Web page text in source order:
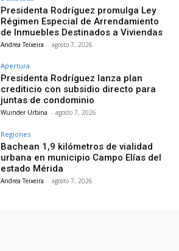
Presidenta Rodríguez promulga Ley
Régimen Especial de Arrendamiento
de Inmuebles Destinados a Viviendas
Andrea Teixeira - agosto 7, 2026
Apertura
Presidenta Rodríguez lanza plan
crediticio con subsidio directo para
juntas de condominio
Wuinder Urbina - agosto 7, 2026
Regiones
Bachean 1,9 kilómetros de vialidad
urbana en municipio Campo Elías del
estado Mérida
Andrea Teixeira - agosto 7, 2026